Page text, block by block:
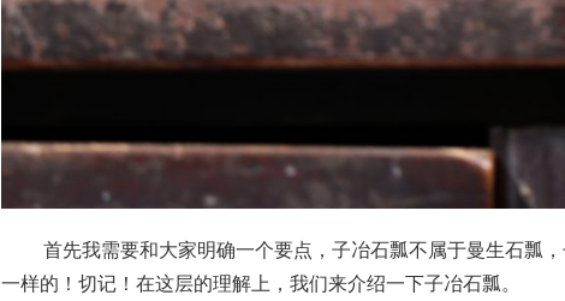
一样的！切记！在这层的理解上，我们来介绍一下子冶石瓢。